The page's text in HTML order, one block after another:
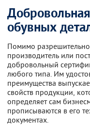
обувных
Помимо
производитель или
добровольный
любого типа. Им
преимущества
свойств продукции,
определяет сам
прописываются в его
документах.